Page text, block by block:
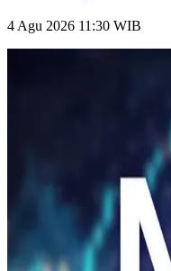
4 Agu 2026 11:30 WIB